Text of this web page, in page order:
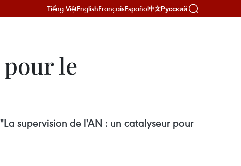
Tiếng ViệtEnglishFrançaisEspañol中文Русский
le
supervision de l'AN : un catalyseur pour